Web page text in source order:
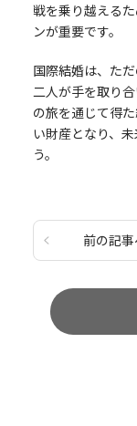
戦を乗り越える
ンが重要です。
国際結婚は、た
二人が手を取り
の旅を通じて得
い財産となり、
う。
前の記事